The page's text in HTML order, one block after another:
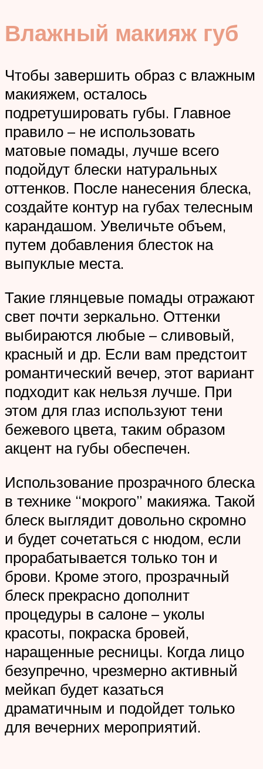
Влажный макияж губ
Чтобы завершить образ с влажным
макияжем, осталось
подретушировать губы. Главное
правило – не использовать
матовые помады, лучше всего
подойдут блески натуральных
оттенков. После нанесения блеска,
создайте контур на губах телесным
карандашом. Увеличьте объем,
путем добавления блесток на
выпуклые места.
Такие глянцевые помады отражают
свет почти зеркально. Оттенки
выбираются любые – сливовый,
красный и др. Если вам предстоит
романтический вечер, этот вариант
подходит как нельзя лучше. При
этом для глаз используют тени
бежевого цвета, таким образом
акцент на губы обеспечен.
Использование прозрачного блеска
в технике “мокрого” макияжа. Такой
блеск выглядит довольно скромно
и будет сочетаться с нюдом, если
прорабатывается только тон и
брови. Кроме этого, прозрачный
блеск прекрасно дополнит
процедуры в салоне – уколы
красоты, покраска бровей,
наращенные ресницы. Когда лицо
безупречно, чрезмерно активный
мейкап будет казаться
драматичным и подойдет только
для вечерних мероприятий.